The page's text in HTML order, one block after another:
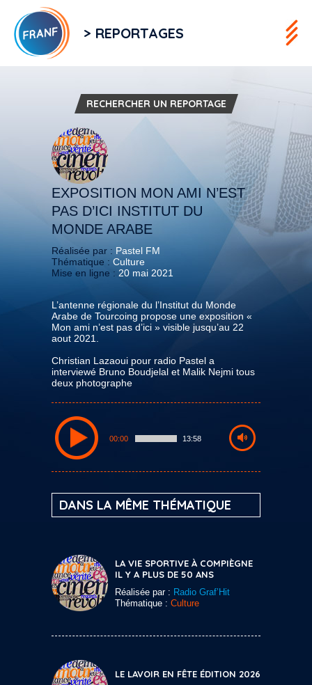
> REPORTAGES
RECHERCHER UN REPORTAGE
EXPOSITION MON AMI N’EST
PAS D’ICI INSTITUT DU
MONDE ARABE
Réalisée par : Pastel FM
Thématique : Culture
Mise en ligne : 20 mai 2021
L’antenne régionale du l’Institut du Monde
Arabe de Tourcoing propose une exposition «
Mon ami n’est pas d’ici » visible jusqu’au 22
aout 2021.
Christian Lazaoui pour radio Pastel a
interviewé Bruno Boudjelal et Malik Nejmi tous
deux photographe
00:00 13:58
DANS LA MÊME THÉMATIQUE
LA VIE SPORTIVE À COMPIÈGNE
IL Y A PLUS DE 50 ANS
Réalisée par : Radio Graf’Hit
Thématique : Culture
LE LAVOIR EN FÊTE ÉDITION 2026